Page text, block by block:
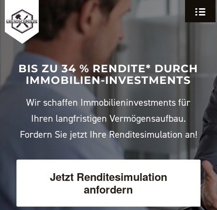
BIS ZU 34 % RENDITE* DURCH
IMMOBILIEN-INVESTMENTS
Wir schaffen Immobilieninvestments für
Ihren langfristigen Vermögensaufbau.
Fordern Sie jetzt Ihre Renditesimulation an!
Jetzt Renditesimulation
anfordern